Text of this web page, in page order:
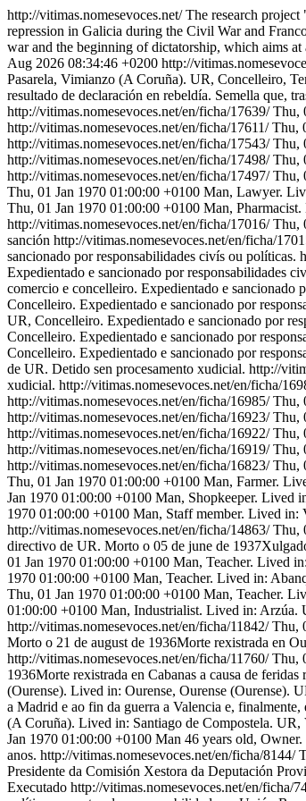
http://vitimas.nomesevoces.net/The research
repression in Galicia during the Civil War and
war and the beginning of dictatorship, which aims at
Aug 2026 08:34:46 +0200 http://
Pasarela, Vimianzo (A Coruña). UR, Concelleiro,
resultado de declaración en rebeldía. Semella que,
http://vitimas.nomesevoces.net/en/ficha/17639/Thu,
http://vitimas.nomesevoces.net/en/ficha/17611/Thu,
http://vitimas.nomesevoces.net/en/ficha/17543/Thu,
http://vitimas.nomesevoces.net/en/ficha/17498/Thu,
http://vitimas.nomesevoces.net/en/ficha/17497/Thu,
Thu, 01 Jan 1970 01:00:00 +0100 Man, Lawyer.
Thu, 01 Jan 1970 01:00:00 +0100 Man,
http://vitimas.nomesevoces.net/en/ficha/17016/Thu,
sanción http://vitimas.nomesevoces.net/en/ficha/
sancionado por responsabilidades civís ou políticas.
Expedientado e sancionado por responsabilidades
comercio e concelleiro. Expedientado e sancionado
Concelleiro. Expedientado e sancionado por
UR, Concelleiro. Expedientado e sancionado por
Concelleiro. Expedientado e sancionado por
Concelleiro. Expedientado e sancionado por
de UR. Detido sen procesamento xudicial. http://
xudicial. http://vitimas.nomesevoces.net/en/ficha/
http://vitimas.nomesevoces.net/en/ficha/16985/Thu,
http://vitimas.nomesevoces.net/en/ficha/16923/Thu,
http://vitimas.nomesevoces.net/en/ficha/16922/Thu,
http://vitimas.nomesevoces.net/en/ficha/16919/Thu,
http://vitimas.nomesevoces.net/en/ficha/16823/Thu,
Thu, 01 Jan 1970 01:00:00 +0100 Man, Farmer.
Jan 1970 01:00:00 +0100 Man, Shopkeeper. Lived
1970 01:00:00 +0100 Man, Staff member. Lived in:
http://vitimas.nomesevoces.net/en/ficha/14863/Thu,
directivo de UR. Morto o 05 de june de
01 Jan 1970 01:00:00 +0100 Man, Teacher. Lived
1970 01:00:00 +0100 Man, Teacher. Lived in:
Thu, 01 Jan 1970 01:00:00 +0100 Man, Teacher.
01:00:00 +0100 Man, Industrialist. Lived in: Arzúa.
http://vitimas.nomesevoces.net/en/ficha/11842/Thu,
Morto o 21 de august de 1936Morte rexistrada en
http://vitimas.nomesevoces.net/en/ficha/11760/Thu,
1936Morte rexistrada en Cabanas a causa de
(Ourense). Lived in: Ourense, Ourense (Ourense).
a Madrid e ao fin da guerra a Valencia e,
(A Coruña). Lived in: Santiago de Compostela.
Jan 1970 01:00:00 +0100 Man 46 years old,
anos. http://vitimas.nomesevoces.net/en/ficha/8144/
Presidente da Comisión Xestora da Deputación
Executado http://vitimas.nomesevoces.net/en/ficha/